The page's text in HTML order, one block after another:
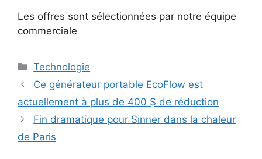
Les offres sont sélectionnées par notre équipe
commerciale
Catégories
Technologie
Ce générateur portable EcoFlow est
actuellement à plus de 400 $ de réduction
Fin dramatique pour Sinner dans la chaleur
de Paris